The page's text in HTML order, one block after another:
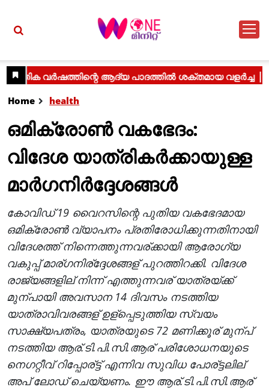
Home health
ഒമിക്രോണ്‍ വകഭേദം:
വിദേശ യാത്രികര്‍ക്കായുള്ള
മാര്‍ഗനിര്‍ദ്ദേശങ്ങള്‍
കോവിഡ് 19 വൈറസിന്റെ പുതിയ വകഭേദമായ
ഒമിക്രോൺ വ്യാപനം പ്രതിരോധിക്കുന്നതിനായി
വിദേശത്ത് നിന്നെത്തുന്നവര്ക്കായി ആരോഗ്യ
വകുപ്പ് മാര്ഗനിര്ദ്ദേശങ്ങള് പുറത്തിറക്കി. വിദേശ
രാജ്യങ്ങളില് നിന്ന് എത്തുന്നവര് യാത്രയ്ക്ക്
മുന്പായി അവസാന 14 ദിവസം നടത്തിയ
യാത്രാവിവരങ്ങള് ഉള്പ്പെടുത്തിയ സ്വയം
സാക്ഷ്യപത്രം, യാത്രയുടെ 72 മണിക്കൂര് മുന്പ്
നടത്തിയ ആര്.ടി.പി.സി.ആര് പരിശോധനയുടെ
നെഗറ്റീവ് റിപ്പോര്ട്ട് എന്നിവ സുവിധ പോര്ട്ടലില്
അപ് ലോഡ് ചെയ്യണം. ഈ ആര്.ടി.പി.സി.ആര്